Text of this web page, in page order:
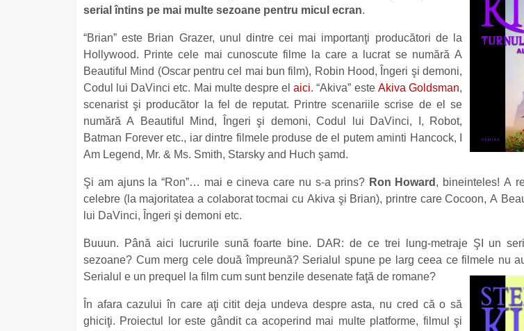
serial întins pe mai multe sezoane pentru micul ecran.
“Brian” este Brian Grazer, unul dintre cei mai importanţi producători de la
Hollywood. Printe cele mai cunoscute filme la care a lucrat se numără A
Beautiful Mind (Oscar pentru cel mai bun film), Robin Hood, Îngeri şi demoni,
Codul lui DaVinci etc. Mai multe despre el aici. “Akiva” este Akiva Goldsman,
scenarist şi producător la fel de reputat. Printre scenariile scrise de el se
numără A Beautiful Mind, Îngeri şi demoni, Codul lui DaVinci, I, Robot,
Batman Forever etc., iar dintre filmele produse de el putem aminti Hancock, I
Am Legend, Mr. & Ms. Smith, Starsky and Huch şamd.
Şi am ajuns la “Ron”… mai e cineva care nu s-a prins? Ron Howard , bineinteles! A
celebre (la majoritatea a colaborat tocmai cu Akiva şi Brian), printre care Cocoon, A
lui DaVinci, Îngeri şi demoni etc.
Buuun. Până aici lucrurile sună foarte bine. DAR: de ce trei lung-metraje ŞI un
sezoane? Cum merg cele două împreună? Serialul spune pe larg ceea ce filmele nu
Serialul e un prequel la film cum sunt benzile desenate faţă de romane?
În afara cazului în care aţi citit deja undeva despre asta, nu cred că o să
ghiciţi. Proiectul lor este gândit ca acoperind mai multe platforme, filmul şi